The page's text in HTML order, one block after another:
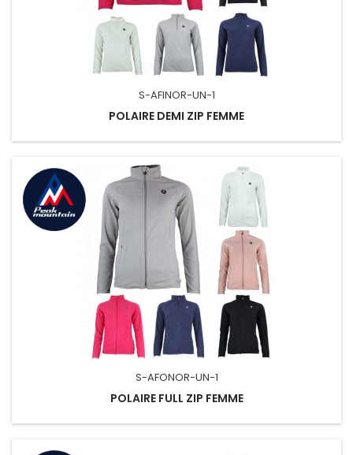
S-AFINOR-UN-1
POLAIRE DEMI ZIP FEMME
S-AFONOR-UN-1
POLAIRE FULL ZIP FEMME